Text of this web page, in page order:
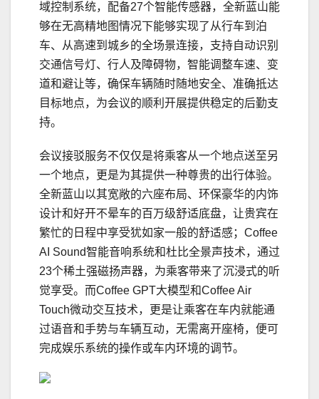
域控制系统，配备27个智能传感器，全新蓝山能
够在无高精地图情况下能够实现了从行车到泊
车、从高速到城乡的全场景连接，支持自动识别
交通信号灯、行人及障碍物，智能调整车速、变
道和避让等，确保车辆随时随地安全、准确抵达
目标地点，为会议的顺利开展提供稳定的后勤支
持。
会议接驳服务不仅仅是将乘客从一个地点送至另
一个地点，更是为其提供一种尊贵的出行体验。
全新蓝山以其宽敞的六座布局、环保豪华的内饰
设计和好开不晕车的百万级舒适底盘，让贵宾在
繁忙的日程中享受犹如家一般的舒适感；Coffee
AI Sound智能音响系统和杜比全景声技术，通过
23个稀土强磁扬声器，为乘客带来了沉浸式的听
觉享受。而Coffee GPT大模型和Coffee Air
Touch微动交互技术，更是让乘客在车内就能通
过语音和手势与车辆互动，无需离开座椅，便可
完成娱乐系统的操作或车内环境的调节。